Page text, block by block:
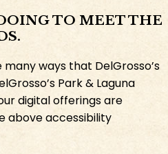
TO MEET THE
ways that DelGrosso’s
Park & Laguna
digital offerings are
above accessibility